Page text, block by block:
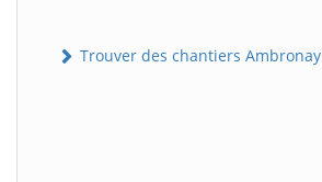
Trouver des chantiers Ambronay